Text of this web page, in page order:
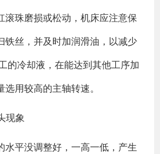
滚珠磨损或松动，机床应注意保
铁丝，并及时加润滑油，以减少
的冷却液，在能达到其他工序加
用较高的主轴转速。
现象
水平没调整好，一高一低，产生